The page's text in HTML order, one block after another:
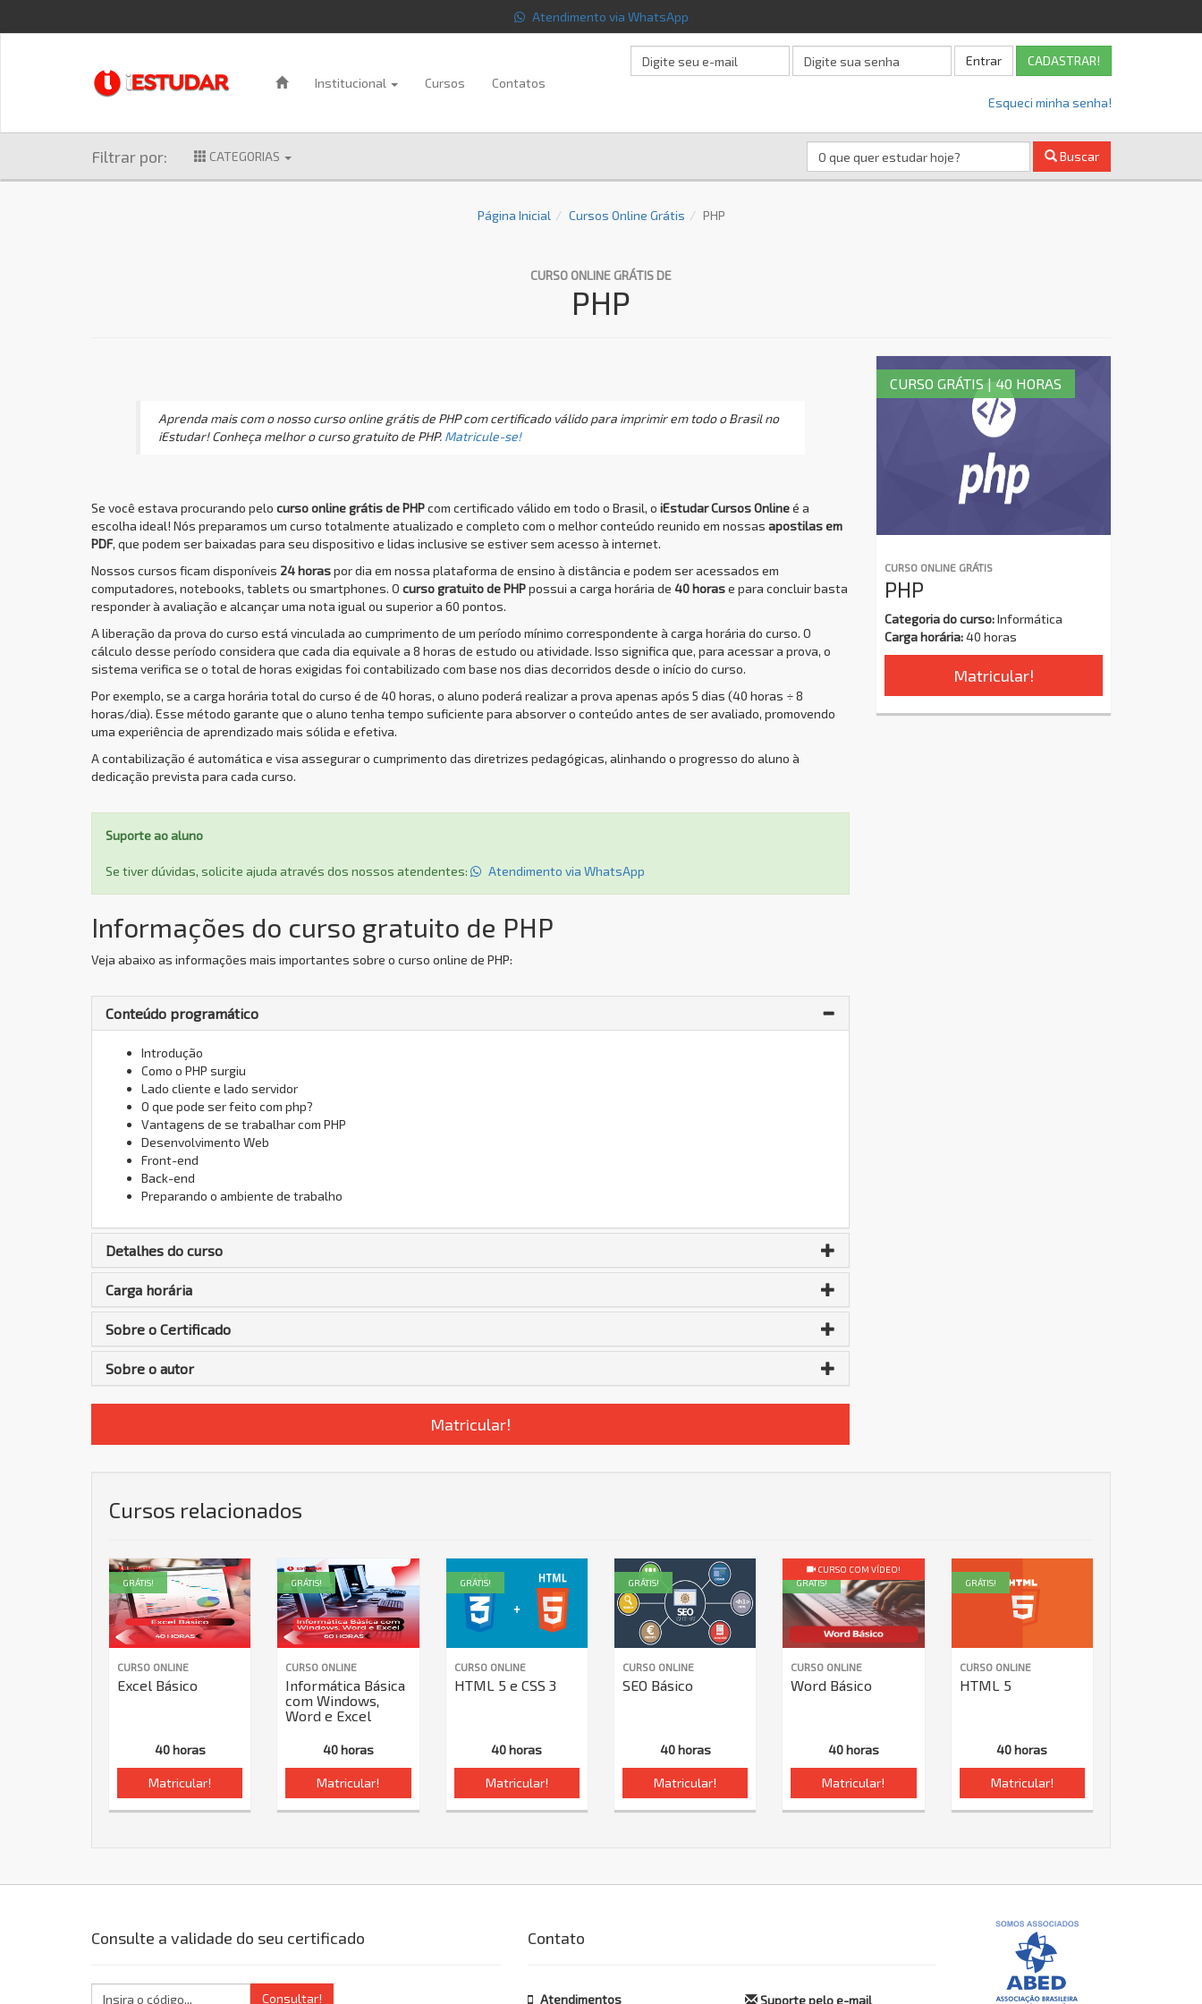
Atendimento via WhatsApp
Institucional Cursos Contatos
Entrar CADASTRAR!
Esqueci minha senha!
Filtrar por: CATEGORIAS Buscar
Página Inicial Cursos Online Grátis PHP
CURSO ONLINE GRÁTIS DE
PHP
Aprenda mais com o nosso curso online grátis de PHP com certificado válido para imprimir em todo o Brasil no
iEstudar! Conheça melhor o curso gratuito de PHP. Matricule-se!
Se você estava procurando pelo curso online grátis de PHPcom certificado válido em todo o Brasil, o iEstudar Cursos Onlineé a
escolha ideal! Nós preparamos um curso totalmente atualizado e completo com o melhor conteúdo reunido em nossas apostilas em
PDF, que podem ser baixadas para seu dispositivo e lidas inclusive se estiver sem acesso à internet.
Nossos cursos ficam disponíveis 24 horaspor dia em nossa plataforma de ensino à distância e podem ser acessados em
computadores, notebooks, tablets ou smartphones. O curso gratuito de PHPpossui a carga horária de 40 horase para concluir basta
responder à avaliação e alcançar uma nota igual ou superior a 60 pontos.
A liberação da prova do curso está vinculada ao cumprimento de um período mínimo correspondente à carga horária do curso. O
cálculo desse período considera que cada dia equivale a 8 horas de estudo ou atividade. Isso significa que, para acessar a prova, o
sistema verifica se o total de horas exigidas foi contabilizado com base nos dias decorridos desde o início do curso.
Por exemplo, se a carga horária total do curso é de 40 horas, o aluno poderá realizar a prova apenas após 5 dias (40 horas ÷ 8
horas/dia). Esse método garante que o aluno tenha tempo suficiente para absorver o conteúdo antes de ser avaliado, promovendo
uma experiência de aprendizado mais sólida e efetiva.
A contabilização é automática e visa assegurar o cumprimento das diretrizes pedagógicas, alinhando o progresso do aluno à
dedicação prevista para cada curso.
Suporte ao aluno
Se tiver dúvidas, solicite ajuda através dos nossos atendentes: Atendimento via WhatsApp
Informações do curso gratuito de PHP
Veja abaixo as informações mais importantes sobre o curso online de PHP:
Conteúdo programático
Introdução
Como o PHP surgiu
Lado cliente e lado servidor
O que pode ser feito com php?
Vantagens de se trabalhar com PHP
Desenvolvimento Web
Front-end
Back-end
Preparando o ambiente de trabalho
Detalhes do curso
Carga horária
Sobre o Certificado
Sobre o autor
Matricular!
CURSO ONLINE GRÁTIS
PHP
Categoria do curso:Informática
Carga horária:40 horas
Matricular!
CURSO GRÁTIS | 40 HORAS
Cursos relacionados
CURSO ONLINE
Excel Básico
40 horas
Matricular!
GRÁTIS!
CURSO ONLINE
Informática Básica
com Windows,
Word e Excel
40 horas
Matricular!
GRÁTIS!
CURSO ONLINE
HTML 5 e CSS 3
40 horas
Matricular!
GRÁTIS!
CURSO ONLINE
SEO Básico
40 horas
Matricular!
GRÁTIS!
CURSO ONLINE
Word Básico
40 horas
Matricular!
GRÁTIS!
CURSO COM VÍDEO!
CURSO ONLINE
HTML 5
40 horas
Matricular!
GRÁTIS!
Consulte a validade do seu certificado
Consultar!
Contato
Atendimentos Suporte pelo e-mail